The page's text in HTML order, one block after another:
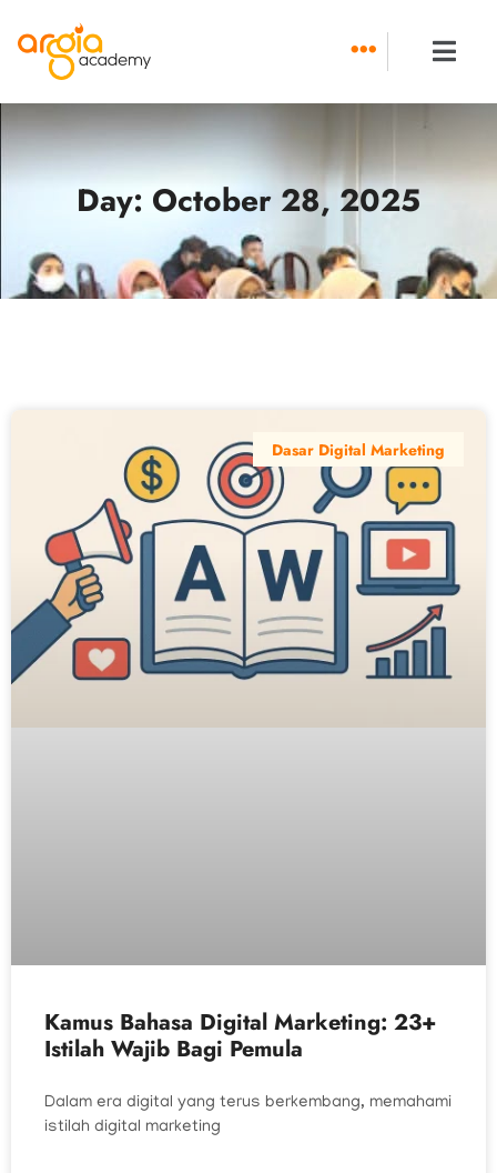
content
Day: October 28, 2025
Dasar Digital Marketing
Kamus Bahasa Digital Marketing: 23+
Istilah Wajib Bagi Pemula
Dalam era digital yang terus berkembang, memahami
istilah digital marketing